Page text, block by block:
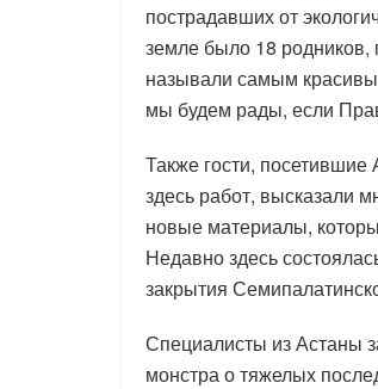
пострадавших от
земле было 18 родников,
называли самым
мы будем рады, если
Также гости,
здесь работ, высказали
новые материалы,
Недавно здесь
закрытия
Специалисты из Астаны
монстра о тяжелых